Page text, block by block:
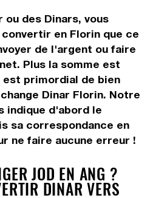
ou des Dinars, vous
en Florin que ce
de l'argent ou faire
Plus la somme est
primordial de bien
Dinar Florin. Notre
indique d'abord le
sa correspondance en
ne faire aucune erreur !
JOD EN ANG ?
DINAR VERS